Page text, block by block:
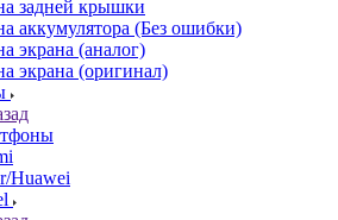
задней крышки
аккумулятора (Без ошибки)
экрана (аналог)
экрана (оригинал)
Huawei